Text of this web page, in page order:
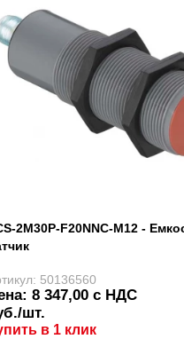
2M30P-F20NNC-M12 -
50136560
8 347,00 с НДС
шт.
в 1 клик